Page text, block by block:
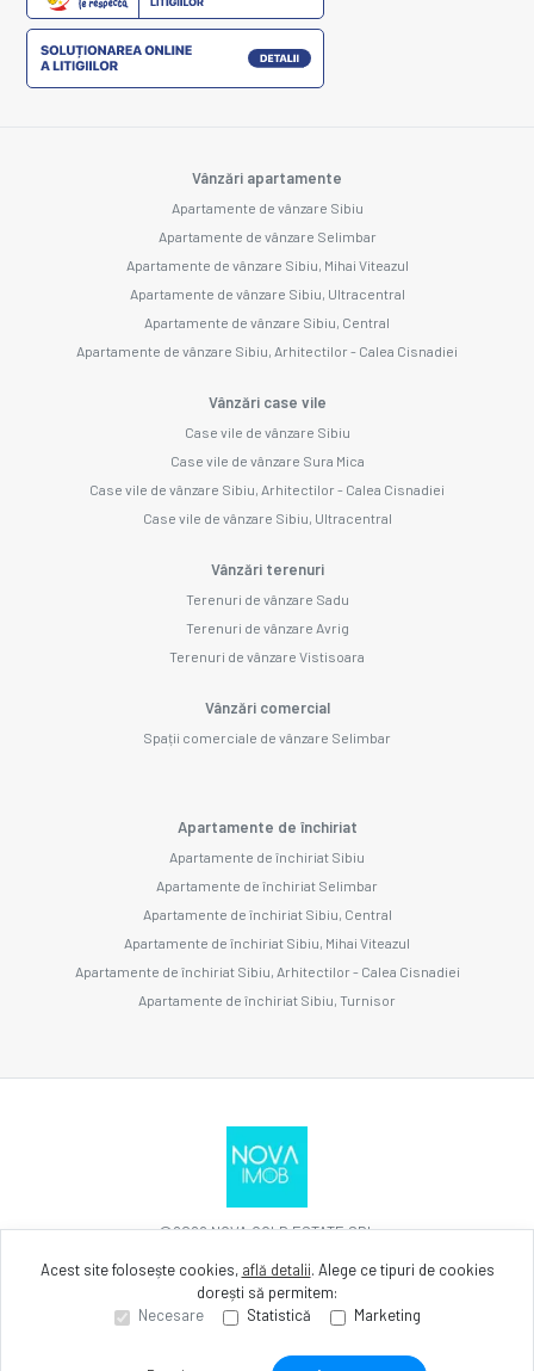
Vânzări apartamente
Apartamente de vânzare Sibiu
Apartamente de vânzare Selimbar
Apartamente de vânzare Sibiu, Mihai Viteazul
Apartamente de vânzare Sibiu, Ultracentral
Apartamente de vânzare Sibiu, Central
Apartamente de vânzare Sibiu, Arhitectilor - Calea Cisnadiei
Vânzări case vile
Case vile de vânzare Sibiu
Case vile de vânzare Sura Mica
Case vile de vânzare Sibiu, Arhitectilor - Calea Cisnadiei
Case vile de vânzare Sibiu, Ultracentral
Vânzări terenuri
Terenuri de vânzare Sadu
Terenuri de vânzare Avrig
Terenuri de vânzare Vistisoara
Vânzări comercial
Spații comerciale de vânzare Selimbar
Apartamente de închiriat
Apartamente de închiriat Sibiu
Apartamente de închiriat Selimbar
Apartamente de închiriat Sibiu, Central
Apartamente de închiriat Sibiu, Mihai Viteazul
Apartamente de închiriat Sibiu, Arhitectilor - Calea Cisnadiei
Apartamente de închiriat Sibiu, Turnisor
©2026NOVA GOLD ESTATE SRL
Site creat în
Acest site folosește cookies, află detalii. Alege ce tipuri de cookies
dorești să permitem:
Necesare
Statistică Marketing